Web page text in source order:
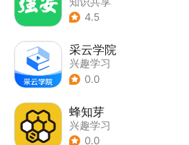
4.5
采云学院
兴趣学习
0.0
蜂知芽
兴趣学习
0.0